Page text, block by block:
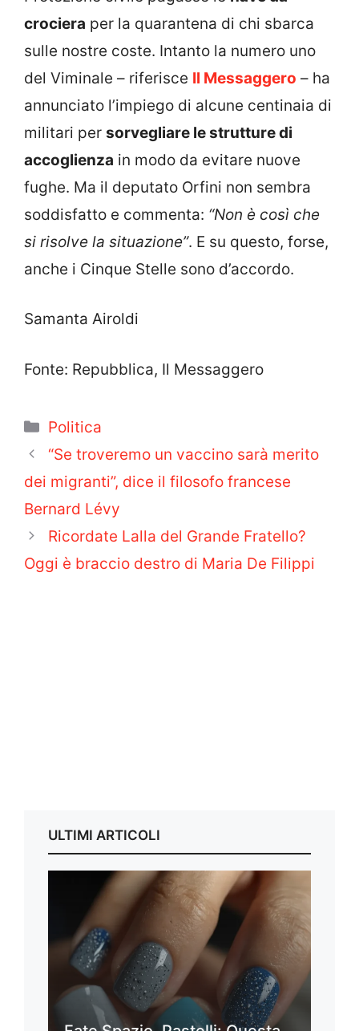
crociera per la quarantena di chi sbarca
sulle nostre coste. Intanto la numero uno
del Viminale – riferisce Il Messaggero – ha
annunciato l’impiego di alcune centinaia di
militari per sorvegliare le strutture di
accoglienza in modo da evitare nuove
fughe. Ma il deputato Orfini non sembra
soddisfatto e commenta: “Non è così che
si risolve la situazione”. E su questo, forse,
anche i Cinque Stelle sono d’accordo.
Samanta Airoldi
Fonte: Repubblica, Il Messaggero
Categorie
Politica
“Se troveremo un vaccino sarà merito
dei migranti”, dice il filosofo francese
Bernard Lévy
Ricordate Lalla del Grande Fratello?
Oggi è braccio destro di Maria De Filippi
ULTIMI ARTICOLI